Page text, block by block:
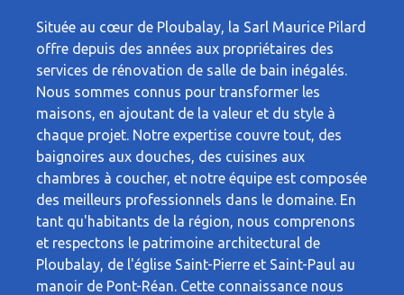
Située au cœur de Ploubalay, la Sarl Maurice Pilard
offre depuis des années aux propriétaires des
services de rénovation de salle de bain inégalés.
Nous sommes connus pour transformer les
maisons, en ajoutant de la valeur et du style à
chaque projet. Notre expertise couvre tout, des
baignoires aux douches, des cuisines aux
chambres à coucher, et notre équipe est composée
des meilleurs professionnels dans le domaine. En
tant qu'habitants de la région, nous comprenons
et respectons le patrimoine architectural de
Ploubalay, de l'église Saint-Pierre et Saint-Paul au
manoir de Pont-Réan. Cette connaissance nous